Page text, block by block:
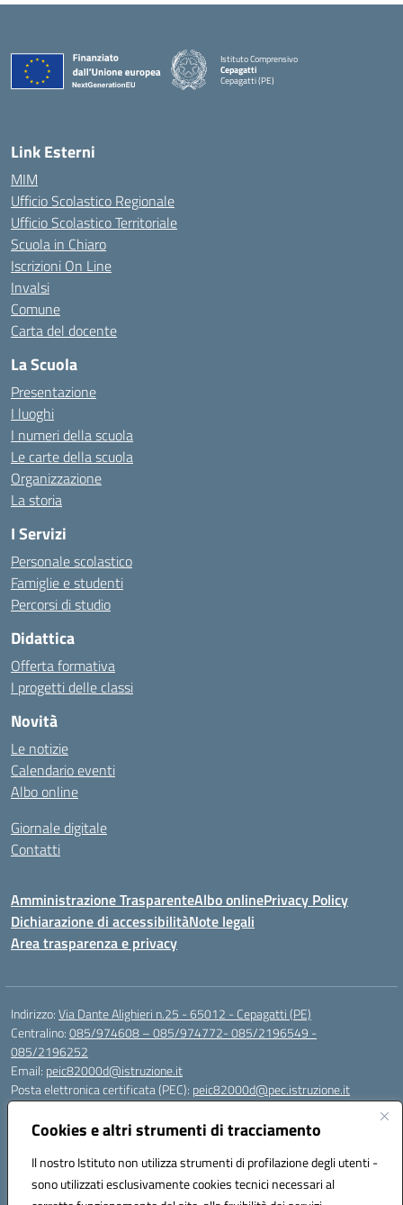
Cookies e altri strumenti di tracciamento
Il nostro Istituto non utilizza strumenti di profilazione degli utenti -
sono utilizzati esclusivamente cookies tecnici necessari al
Istituto Comprensivo
Cepagatti
Cepagatti (PE)
— Visita la pagina iniziale della scuola
Link Esterni
MIM
Ufficio Scolastico Regionale
Ufficio Scolastico Territoriale
Scuola in Chiaro
Iscrizioni On Line
Invalsi
Comune
Carta del docente
La Scuola
Presentazione
I luoghi
I numeri della scuola
Le carte della scuola
Organizzazione
La storia
I Servizi
Personale scolastico
Famiglie e studenti
Percorsi di studio
Didattica
Offerta formativa
I progetti delle classi
Novità
Le notizie
Calendario eventi
Albo online
Giornale digitale
Contatti
Amministrazione TrasparenteAlbo onlinePrivacy Policy
Dichiarazione di accessibilitàNote legali
Area trasparenza e privacy
Indirizzo:Via Dante Alighieri n.25 - 65012 - Cepagatti (PE)
Centralino:085/974608 – 085/974772- 085/2196549 -
085/2196252
Email: peic82000d@istruzione.it
Posta elettronica certificata (PEC): peic82000d@pec.istruzione.it
Codice fiscale: 91100590685
Codice meccanografico: PEIC82000D
Codice Indice delle Pubbliche Amministrazioni (IPA): istsc_peic82000d
Codice unico di fatturazione (CUF): UFYS5I